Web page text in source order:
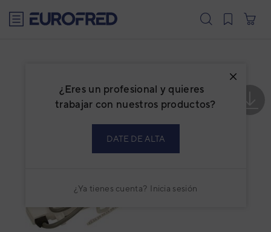
¿Eres un profesional y quieres
trabajar con nuestros productos?
DATE DE ALTA
¿Ya tienes cuenta? Inicia sesión